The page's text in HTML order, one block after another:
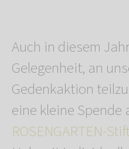
Auch in diesem
Gelegenheit, an
Gedenkaktion
eine kleine Spende
ROSENGARTEN-